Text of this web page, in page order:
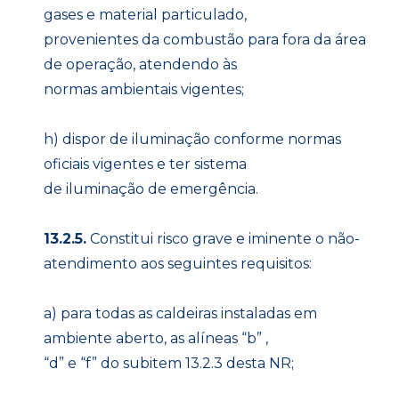
gases e material particulado,
provenientes da combustão para fora da área
de operação, atendendo às
normas ambientais vigentes;
h) dispor de iluminação conforme normas
oficiais vigentes e ter sistema
de iluminação de emergência.
13.2.5.Constitui risco grave e iminente o não-
atendimento aos seguintes requisitos:
a) para todas as caldeiras instaladas em
ambiente aberto, as alíneas “b” ,
“d” e “f” do subitem 13.2.3 desta NR;